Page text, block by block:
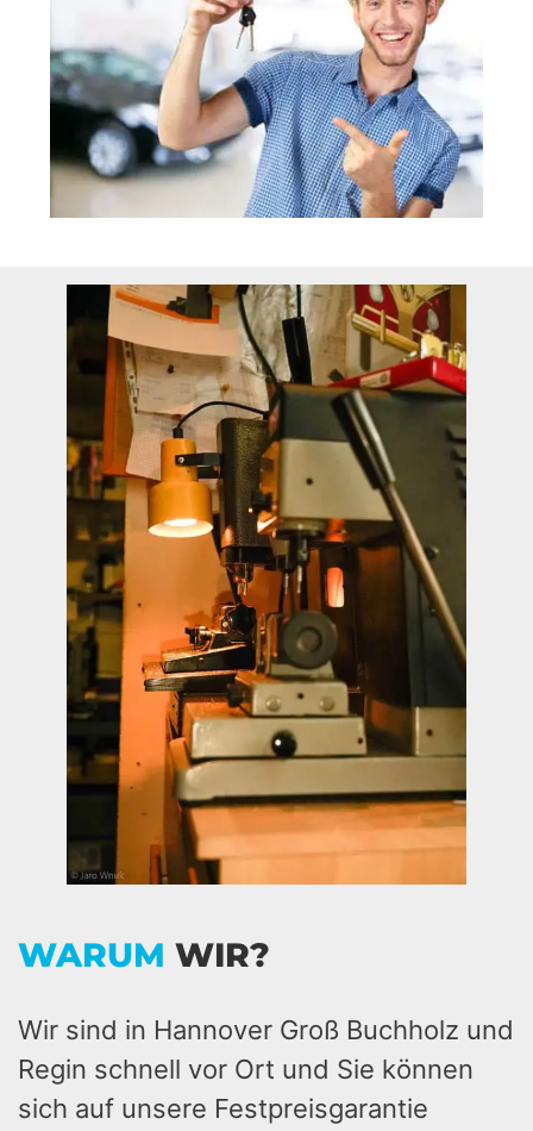
WARUM WIR?
Wir sind in Hannover Groß Buchholz und
Regin schnell vor Ort und Sie können
sich auf unsere Festpreisgarantie